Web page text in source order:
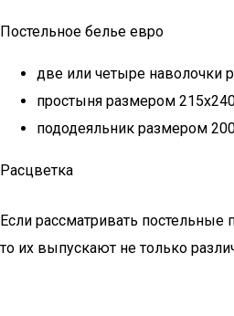
Постельное белье евро
две или четыре наволочки
простыня размером
пододеяльник размером
Расцветка
Если рассматривать
то их выпускают не только